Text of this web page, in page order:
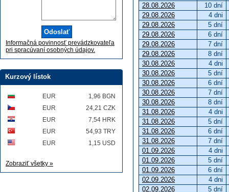
28.08.2026
10 dní
29.08.2026
4 dni
29.08.2026
5 dní
29.08.2026
6 dní
29.08.2026
7 dní
29.08.2026
8 dní
30.08.2026
4 dni
30.08.2026
5 dní
30.08.2026
6 dní
30.08.2026
7 dní
30.08.2026
8 dní
31.08.2026
4 dni
31.08.2026
5 dní
31.08.2026
6 dní
31.08.2026
7 dní
01.09.2026
4 dni
01.09.2026
5 dní
01.09.2026
6 dní
02.09.2026
4 dni
02.09.2026
5 dní
Informačná povinnosť prevádzkovateľa
pri spracúvaní osobných údajov.
Kurzový lístok
EUR
1,96 BGN
EUR
24,21 CZK
EUR
7,54 HRK
EUR
54,93 TRY
EUR
1,15 USD
Zobraziť všetky »